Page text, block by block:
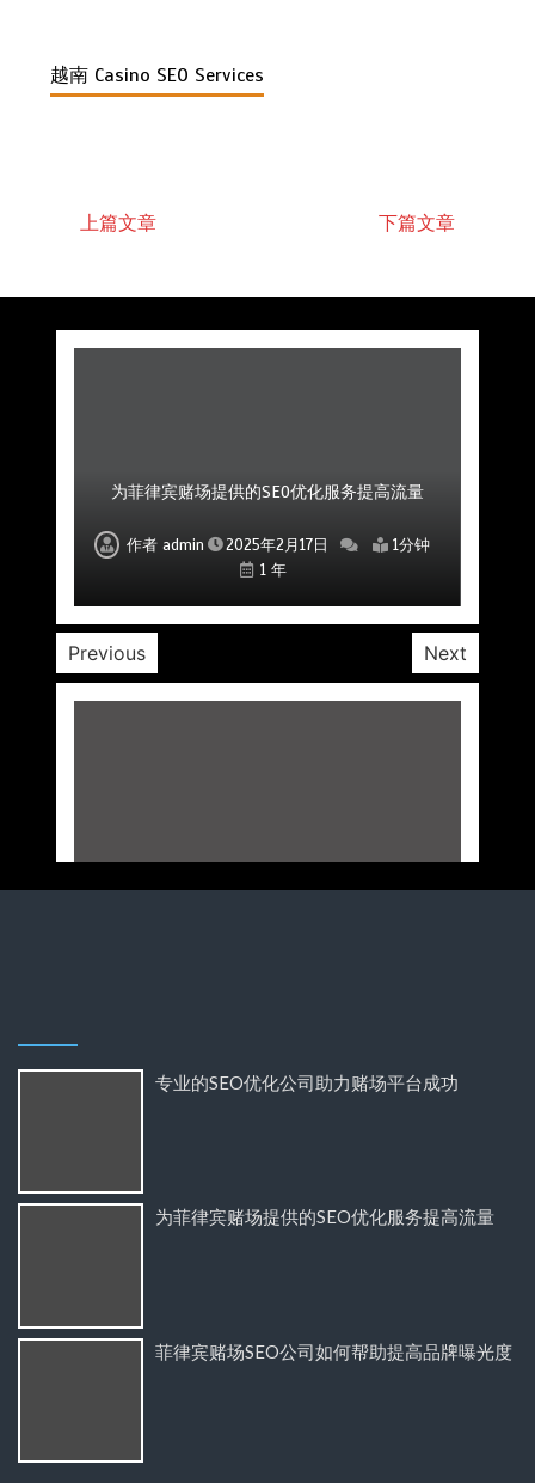
越南 Casino SEO Services
上篇文章 下篇文章
专业的SEO优化公司助力赌场平台成功
作者 admin 2025年2月17日
1分钟
1 年
为菲律宾赌场提供的SEO优化服务提高流量
作者 admin 2025年2月17日
1分钟
1 年
菲律宾赌场SEO公司如何帮助提高品牌曝光度
作者 admin 2025年2月17日
1分钟
1 年
提升菲律宾赌场SEO排名的优化服务
作者 admin 2025年2月17日
1分钟
1 年
菲律宾赌场公司如何通过社区互动提升用户粘性
作者 admin 2025年2月17日
1分钟
1 年
如何利用SEO提升菲律宾赌场的市场影响力
作者 admin 2025年2月17日
1分钟
1 年
专业SEO公司助力赌场品牌建设
作者 admin 2025年2月17日
1分钟
1 年
Previous Next
专业的SEO优化公司助力赌场平台成功
为菲律宾赌场提供的SEO优化服务提高流量
菲律宾赌场SEO公司如何帮助提高品牌曝光度